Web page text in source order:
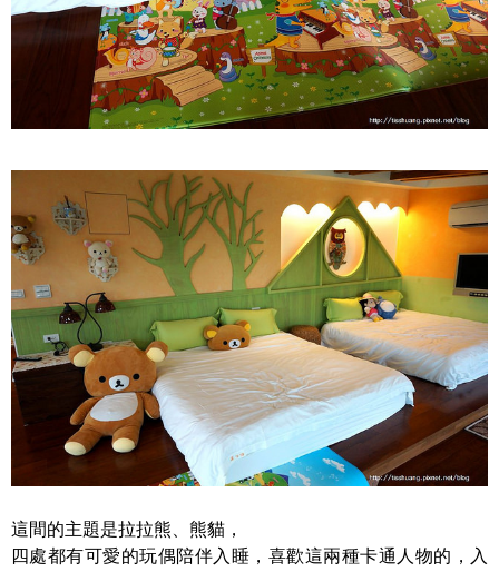
這間的主題是拉拉熊、熊貓，
四處都有可愛的玩偶陪伴入睡，喜歡這兩種卡通人物的，入